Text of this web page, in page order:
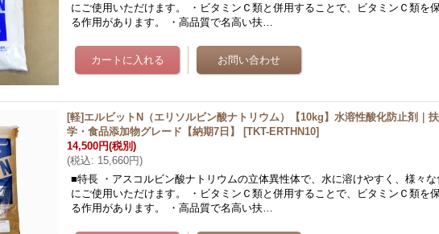
にご使用いただけます。 ・ビタミンＣ類と併用することで、ビタミンＣ類を
る作用があります。 ・高品質で名高い扶…
[軽]エルビットN（エリソルビン酸ナトリウム）【10kg】水溶性酸化防止剤｜
学・食品添加物グレード【納期7日】
[TKT-ERTHN10]
14,500円(税別)
(税込: 15,660円)
■特長 ・アスコルビン酸ナトリウムの立体異性体で、水に溶けやすく、様々な
にご使用いただけます。 ・ビタミンＣ類と併用することで、ビタミンＣ類を
る作用があります。 ・高品質で名高い扶…